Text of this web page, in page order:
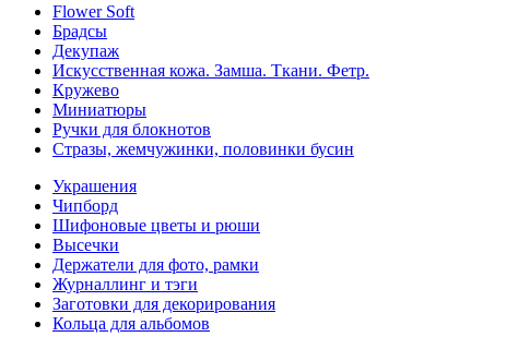
Flower Soft
Брадсы
Декупаж
Искусственная кожа. Замша. Ткани. Фетр.
Кружево
Миниатюры
Ручки для блокнотов
Стразы, жемчужинки, половинки бусин
Украшения
Чипборд
Шифоновые цветы и рюши
Высечки
Держатели для фото, рамки
Журналлинг и тэги
Заготовки для декорирования
Кольца для альбомов